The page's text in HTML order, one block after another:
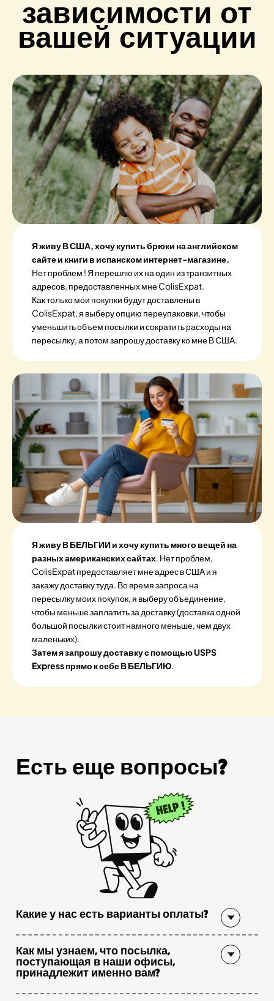
зависимости от
вашей ситуации
Я живу В США, хочу купить брюки на английском
сайте и книги в испанском интернет-магазине.
Нет проблем ! Я перешлю их на один из транзитных
адресов, предоставленных мне ColisExpat.
Как только мои покупки будут доставлены в
ColisExpat, я выберу опцию переупаковки, чтобы
уменьшить объем посылки и сократить расходы на
пересылку, а потом запрошу доставку ко мне В США.
Я живу В БЕЛЬГИИ и хочу купить много вещей на
разных американских сайтах. Нет проблем,
ColisExpat предоставляет мне адрес в США и я
закажу доставку туда. Во время запроса на
пересылку моих покупок, я выберу объединение,
чтобы меньше заплатить за доставку (доставка одной
большой посылки стоит намного меньше, чем двух
маленьких).
Затем я запрошу доставку с помощью USPS
Express прямо к себе В БЕЛЬГИЮ.
Есть еще вопросы?
Какие у нас есть варианты оплаты?
Как мы узнаем, что посылка,
поступающая в наши офисы,
принадлежит именно вам?